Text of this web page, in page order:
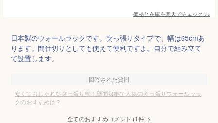
価格と在庫を楽天でチェック >>
日本製のウォールラックです。突っ張りタイプで、幅は65cmあ
ります。間仕切りとしても使えて便利ですよ。自分で組み立て
て設置します。
回答された質問
安くておしゃれな突っ張り棚！壁面収納で人気の突っ張りウォールラッ
クのおすすめは？
全てのおすすめコメント (1件) >